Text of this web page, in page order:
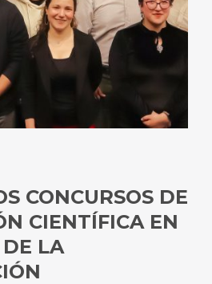
CONCURSOS DE
CIENTÍFICA EN
LA